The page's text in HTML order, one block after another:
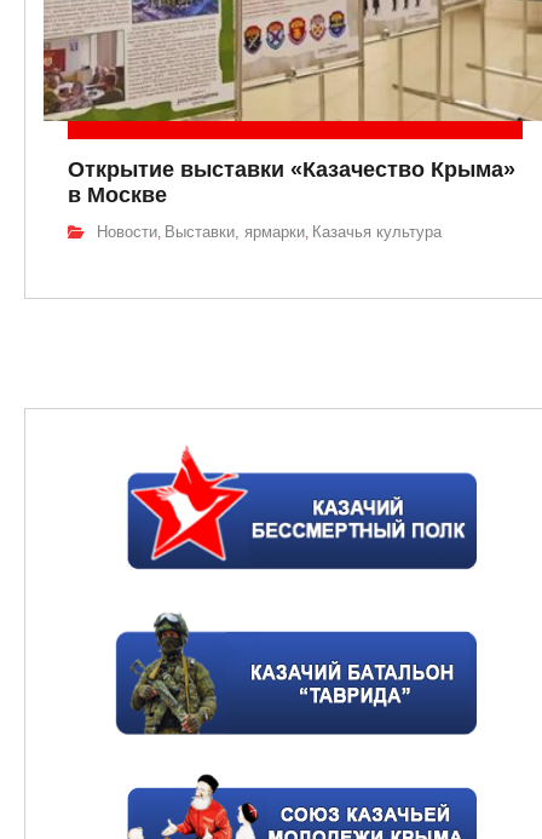
Открытие выставки «Казачество Крыма»
в Москве
Новости Выставки, ярмарки Казачья культура